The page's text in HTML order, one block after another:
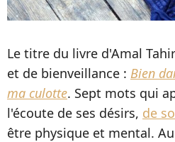
Le titre du livre d'Amal
et de bienveillance : Bien
ma culotte. Sept mots qui
l'écoute de ses désirs, de
être physique et mental.